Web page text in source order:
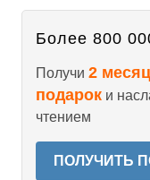
Более 800
Получи 2
подарок и
чтением
ПОЛУЧИТЬ